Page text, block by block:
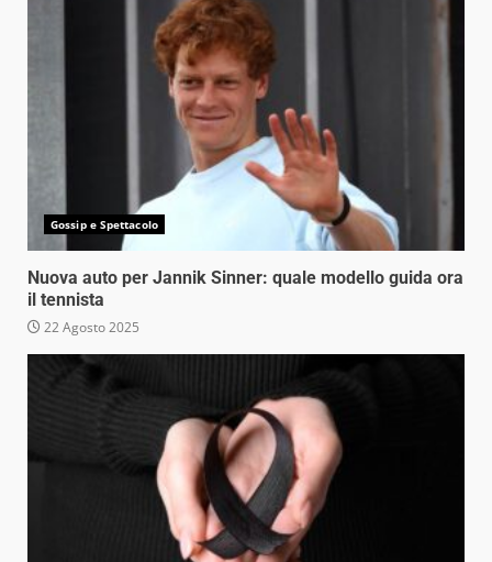
Gossip e Spettacolo
Nuova auto per Jannik Sinner: quale modello guida ora
il tennista
22 Agosto 2025